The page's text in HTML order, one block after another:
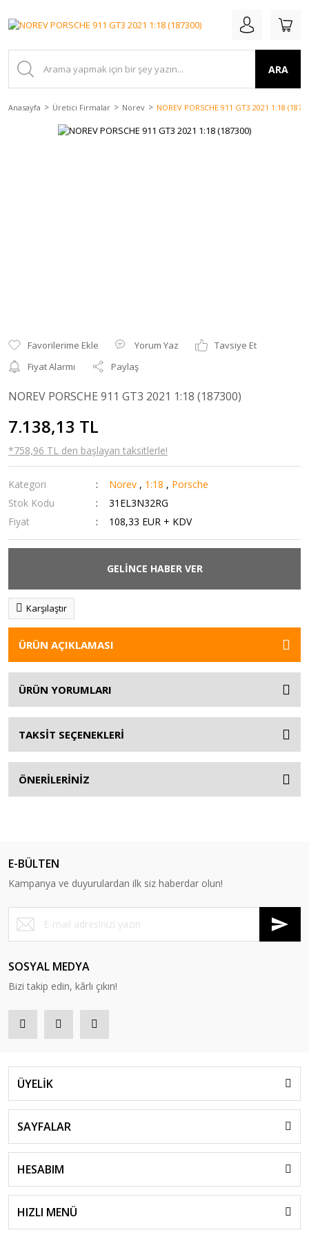
ARA
Anasayfa Üretici Firmalar Norev NOREV PORSCHE 911 GT3 2021 1:18
Yorum Yaz
Tavsiye Et
Fiyat Alarmı
Paylaş
NOREV PORSCHE 911 GT3 2021 1:18 (187300)
7.138,13 TL
*758,96 TL den başlayan taksitlerle!
Kategori Norev , 1:18 , Porsche
Stok Kodu
31EL3N32RG
Fiyat
108,33 EUR + KDV
GELİNCE HABER VER
Karşılaştır
ÜRÜN AÇIKLAMASI
ÜRÜN YORUMLARI
TAKSİT SEÇENEKLERİ
ÖNERİLERİNİZ
E-BÜLTEN
Kampanya ve duyurulardan ilk siz haberdar olun!
SOSYAL MEDYA
Bizi takip edin, kârlı çıkın!
ÜYELİK
SAYFALAR
HESABIM
HIZLI MENÜ